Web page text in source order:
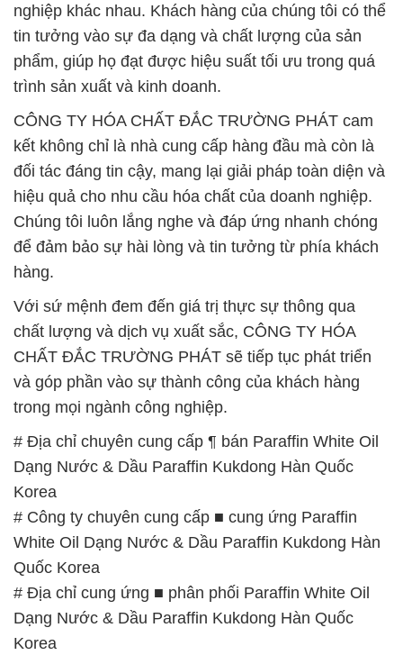
nghiệp khác nhau. Khách hàng của chúng tôi có thể
tin tưởng vào sự đa dạng và chất lượng của sản
phẩm, giúp họ đạt được hiệu suất tối ưu trong quá
trình sản xuất và kinh doanh.
CÔNG TY HÓA CHẤT ĐẮC TRƯỜNG PHÁT cam
kết không chỉ là nhà cung cấp hàng đầu mà còn là
đối tác đáng tin cậy, mang lại giải pháp toàn diện và
hiệu quả cho nhu cầu hóa chất của doanh nghiệp.
Chúng tôi luôn lắng nghe và đáp ứng nhanh chóng
để đảm bảo sự hài lòng và tin tưởng từ phía khách
hàng.
Với sứ mệnh đem đến giá trị thực sự thông qua
chất lượng và dịch vụ xuất sắc, CÔNG TY HÓA
CHẤT ĐẮC TRƯỜNG PHÁT sẽ tiếp tục phát triển
và góp phần vào sự thành công của khách hàng
trong mọi ngành công nghiệp.
# Địa chỉ chuyên cung cấp ¶ bán Paraffin White Oil
Dạng Nước & Dầu Paraffin Kukdong Hàn Quốc
Korea
# Công ty chuyên cung cấp ■ cung ứng Paraffin
White Oil Dạng Nước & Dầu Paraffin Kukdong Hàn
Quốc Korea
# Địa chỉ cung ứng ■ phân phối Paraffin White Oil
Dạng Nước & Dầu Paraffin Kukdong Hàn Quốc
Korea